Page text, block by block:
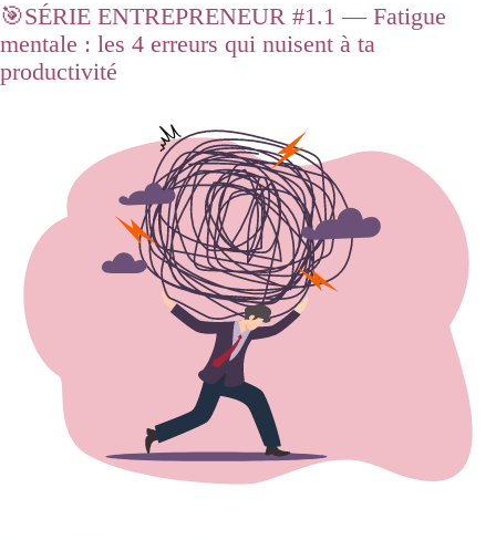
🎯SÉRIE ENTREPRENEUR #1.1 — Fatigue
mentale : les 4 erreurs qui nuisent à ta
productivité